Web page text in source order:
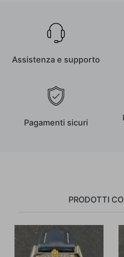
Assistenza e supporto
Pagamenti sicuri
PRODOTTI